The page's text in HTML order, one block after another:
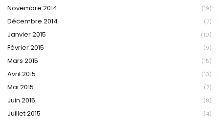
Novembre 2014 (19)
Décembre 2014 (7)
Janvier 2015 (10)
Février 2015 (9)
Mars 2015 (15)
Avril 2015 (13)
Mai 2015 (7)
Juin 2015 (8)
Juillet 2015 (4)